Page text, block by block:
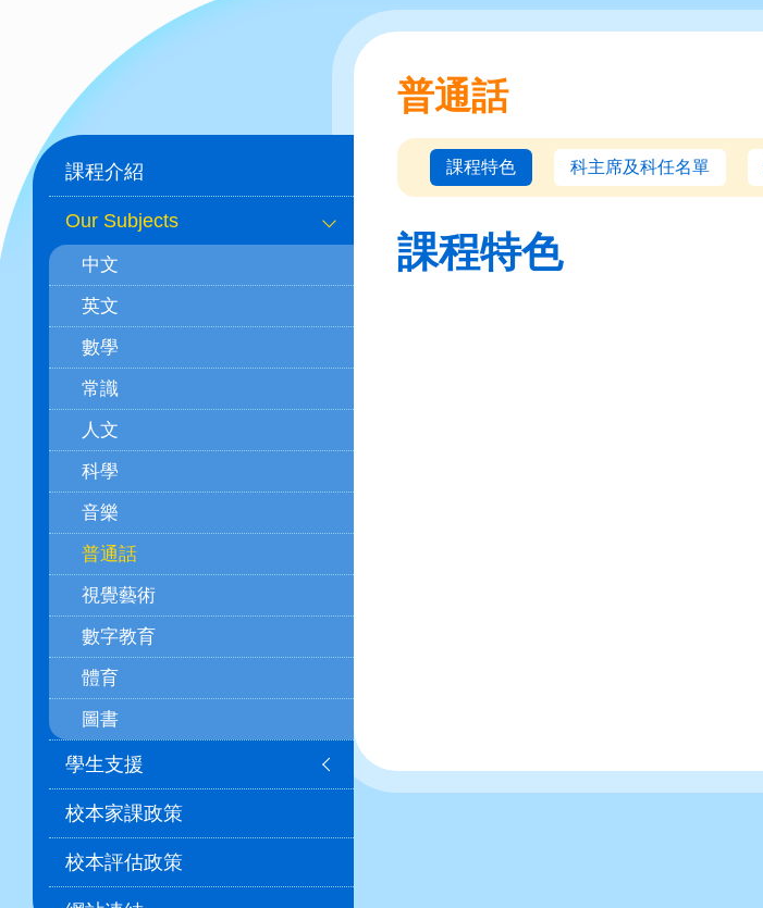
普通話
課程特色 科主席及科任名單
課程特色
Main
navigation
(學
科)
課程介紹
Our Subjects
中文
英文
數學
常識
人文
科學
音樂
普通話
視覺藝術
數字教育
體育
圖書
學生支援
校本家課政策
校本評估政策